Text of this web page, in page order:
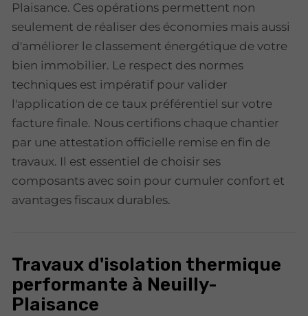
Plaisance. Ces opérations permettent non
seulement de réaliser des économies mais aussi
d'améliorer le classement énergétique de votre
bien immobilier. Le respect des normes
techniques est impératif pour valider
l'application de ce taux préférentiel sur votre
facture finale. Nous certifions chaque chantier
par une attestation officielle remise en fin de
travaux. Il est essentiel de choisir ses
composants avec soin pour cumuler confort et
avantages fiscaux durables.
Travaux d'isolation thermique
performante à Neuilly-
Plaisance